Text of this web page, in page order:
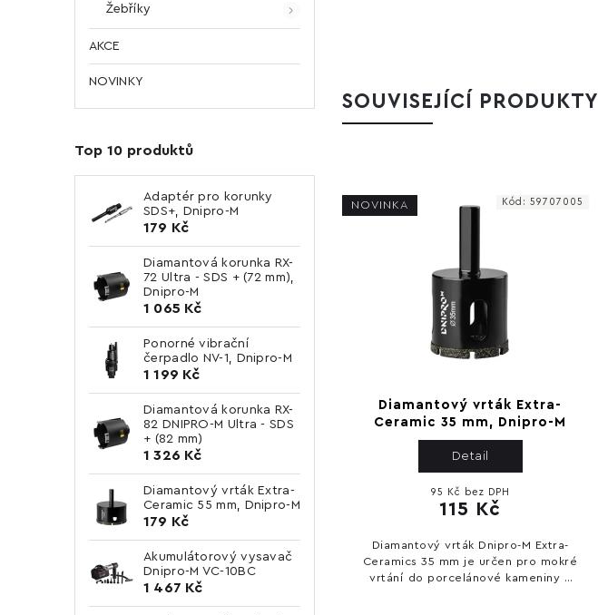
Žebříky
AKCE
NOVINKY
Top 10 produktů
Adaptér pro korunky
SDS+, Dnipro-M
179 Kč
Diamantová korunka RX-
72 Ultra - SDS + (72 mm),
Dnipro-M
1 065 Kč
Ponorné vibrační
čerpadlo NV-1, Dnipro-M
1 199 Kč
Diamantová korunka RX-
82 DNIPRO-M Ultra - SDS
+ (82 mm)
1 326 Kč
Diamantový vrták Extra-
Ceramic 55 mm, Dnipro-M
179 Kč
Akumulátorový vysavač
Dnipro-M VC-10BC
1 467 Kč
SOUVISEJÍCÍ PRODUKTY
NOVINKA
Diamantový vrták Extra-
Ceramic 35 mm, Dnipro-M
95 Kč bez DPH
115 Kč
Detail
Diamantový vrták Dnipro-M Extra-
Ceramics 35 mm je určen pro mokré
vrtání do porcelánové kameniny a
Kód: 59707005